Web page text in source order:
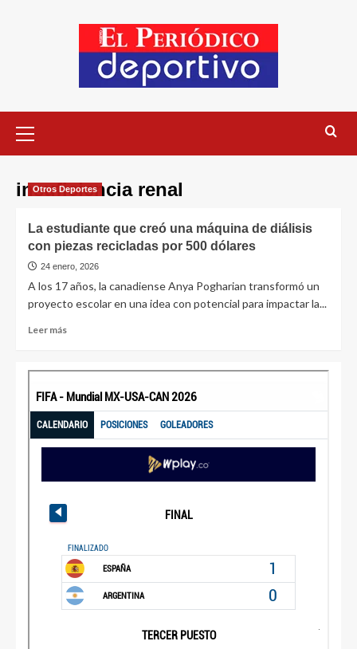
insuficiencia renal
Otros Deportes
La estudiante que creó una máquina de diálisis
con piezas recicladas por 500 dólares
24 enero, 2026
A los 17 años, la canadiense Anya Pogharian transformó un
proyecto escolar en una idea con potencial para impactar la...
Leer más